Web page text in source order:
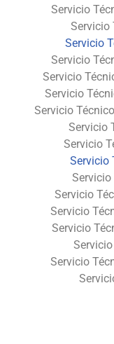
Servicio
Servicio
Servicio
Servicio
Servicio
Servicio
Servicio
Servicio
Servicio
Servicio
Servicio
Servicio
Servicio
Servicio
Servicio